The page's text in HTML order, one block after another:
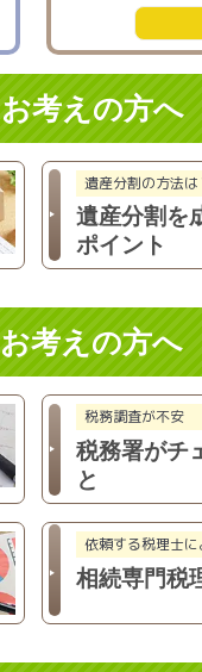
お考えの方へ
遺産分割の方法は
遺産分割を
ポイント
お考えの方へ
税務調査が不安
税務署がチ
と
依頼する税理士
相続専門税